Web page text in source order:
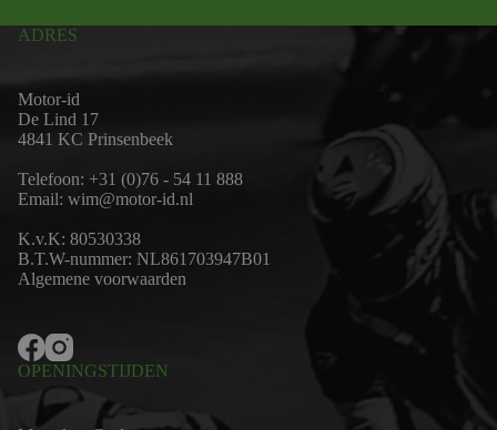
ADRES
Motor-id
De Lind 17
4841 KC Prinsenbeek
Telefoon: +31 (0)76 - 54 11 888
Email: wim@motor-id.nl
K.v.K: 80530338
B.T.W-nummer: NL861703947B01
Algemene voorwaarden
OPENINGSTIJDEN